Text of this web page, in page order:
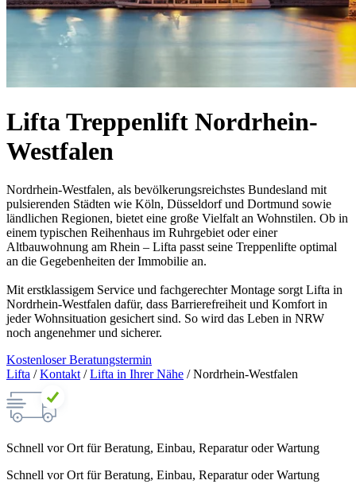
Lifta Treppenlift Nordrhein-
Westfalen
Nordrhein-Westfalen, als bevölkerungsreichstes Bundesland mit
pulsierenden Städten wie Köln, Düsseldorf und Dortmund sowie
ländlichen Regionen, bietet eine große Vielfalt an Wohnstilen. Ob in
einem typischen Reihenhaus im Ruhrgebiet oder einer
Altbauwohnung am Rhein – Lifta passt seine Treppenlifte optimal
an die Gegebenheiten der Immobilie an.
Mit erstklassigem Service und fachgerechter Montage sorgt Lifta in
Nordrhein-Westfalen dafür, dass Barrierefreiheit und Komfort in
jeder Wohnsituation gesichert sind. So wird das Leben in NRW
noch angenehmer und sicherer.
Kostenloser Beratungstermin
Lifta / Kontakt / Lifta in Ihrer Nähe / Nordrhein-Westfalen
Schnell vor Ort für Beratung, Einbau, Reparatur oder Wartung
Schnell vor Ort für Beratung, Einbau, Reparatur oder Wartung